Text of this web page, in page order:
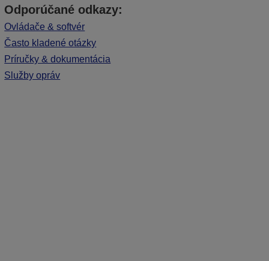
Odporúčané odkazy:
Ovládače & softvér
Často kladené otázky
Príručky & dokumentácia
Služby opráv